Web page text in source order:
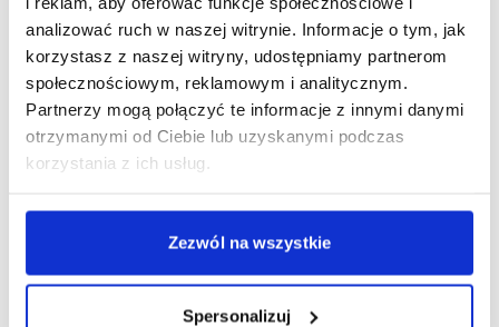
analizować ruch w naszej witrynie. Informacje o tym, jak
korzystasz z naszej witryny, udostępniamy partnerom
społecznościowym, reklamowym i analitycznym.
Partnerzy mogą połączyć te informacje z innymi danymi
otrzymanymi od Ciebie lub uzyskanymi podczas
korzystania z ich usług.
Zezwól na wszystkie
Spersonalizuj
Opis
Brit Care Cat Mousse Real Chicken with Goat
Milkwilgotna karma uzupełniająca dla kotów w
formie aksamitnego musu o smaku kurczaka z
kozim mlekiem
konsystencji sprawia, że produkt jest niezwykle
atrakcyjny smakowo i chętnie zjadany nawet przez
najbardziej wymagające koty. Delikatna, lekka